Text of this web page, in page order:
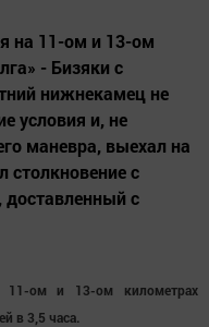
на 11-ом и 13-ом
- Бизяки с
нижнекамец не
условия и, не
маневра, выехал на
столкновение с
доставленный с
ом и 13-ом километрах
в 3,5 часа.